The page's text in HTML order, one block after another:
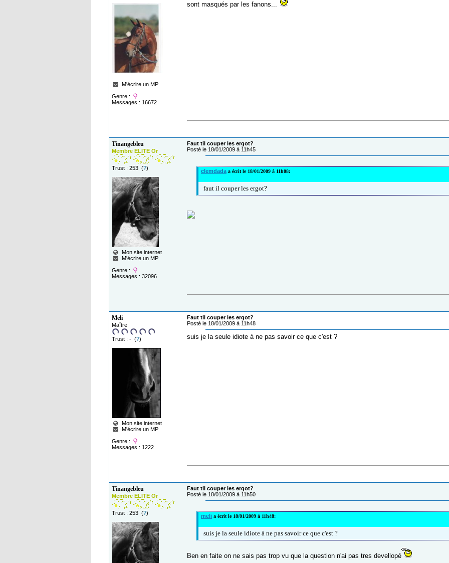
M'écrire un MP
Genre :
Messages : 16672
sont masqués par les fanons...
Tinangebleu
Membre ELITE Or
Trust : 253 (?)
Mon site internet
M'écrire un MP
Genre :
Messages : 32096
Faut til couper les ergot?
Posté le 18/01/2009 à 11h45
clemdada a écrit le 18/01/2009 à 11h08:
faut il couper les ergot?
Meli
Maître
Trust : - (?)
Mon site internet
M'écrire un MP
Genre :
Messages : 1222
Faut til couper les ergot?
Posté le 18/01/2009 à 11h48
suis je la seule idiote à ne pas savoir ce que c'est ?
Tinangebleu
Membre ELITE Or
Trust : 253 (?)
Faut til couper les ergot?
Posté le 18/01/2009 à 11h50
meli a écrit le 18/01/2009 à 11h48:
suis je la seule idiote à ne pas savoir ce que c'est ?
Ben en faite on ne sais pas trop vu que la question n'ai pas tres devellopé